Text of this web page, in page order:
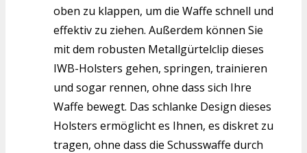
oben zu klappen, um die Waffe schnell und
effektiv zu ziehen. Außerdem können Sie
mit dem robusten Metallgürtelclip dieses
IWB-Holsters gehen, springen, trainieren
und sogar rennen, ohne dass sich Ihre
Waffe bewegt. Das schlanke Design dieses
Holsters ermöglicht es Ihnen, es diskret zu
tragen, ohne dass die Schusswaffe durch